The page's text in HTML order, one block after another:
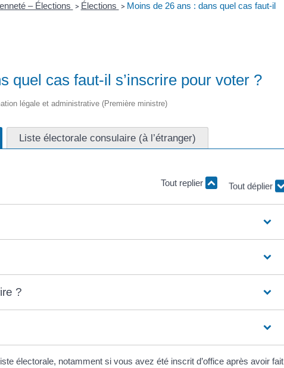
– Élections > Élections > Moins de 26 ans : dans quel cas faut-il
quel cas faut-il s’inscrire pour voter ?
légale et administrative (Première ministre)
Liste électorale consulaire (à l’étranger)
Tout replier
Tout déplier
?
électorale, notamment si vous avez été inscrit d’office après avoir fait